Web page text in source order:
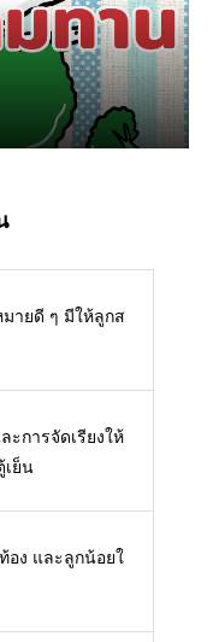
ายดี ๆ มีให้ลูกส
การจัดเรียงให้
เย็น
อง และลูกน้อยใ